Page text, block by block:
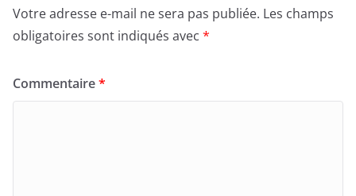
Votre adresse e-mail ne sera pas publiée. Les champs
obligatoires sont indiqués avec *
Commentaire*